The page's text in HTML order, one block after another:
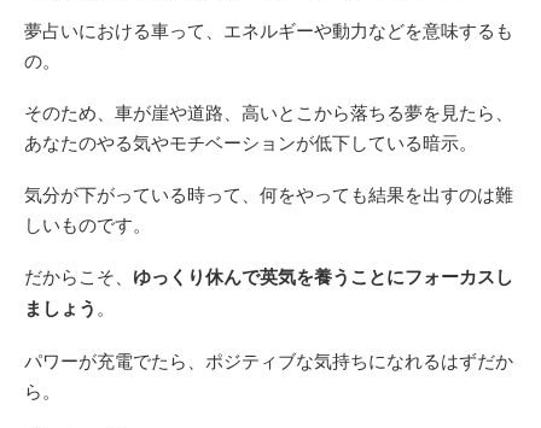
夢占いにおける車って、エネルギーや動力などを意味するも
の。
そのため、車が崖や道路、高いとこから落ちる夢を見たら、
あなたのやる気やモチベーションが低下している暗示。
気分が下がっている時って、何をやっても結果を出すのは難
しいものです。
だからこそ、 ゆっくり休んで英気を養うことにフォーカスし
ましょう 。
パワーが充電でたら、ポジティブな気持ちになれるはずだか
ら。